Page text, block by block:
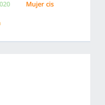
Mujer cis